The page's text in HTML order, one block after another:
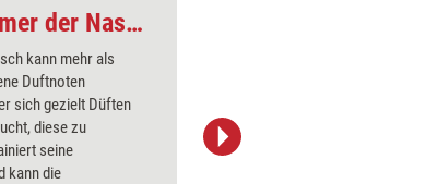
Achtsamkeits-Übung: Immer der Nase nach
kann mehr als
Duftnoten
sich gezielt Düften
diese zu
seine
kann die